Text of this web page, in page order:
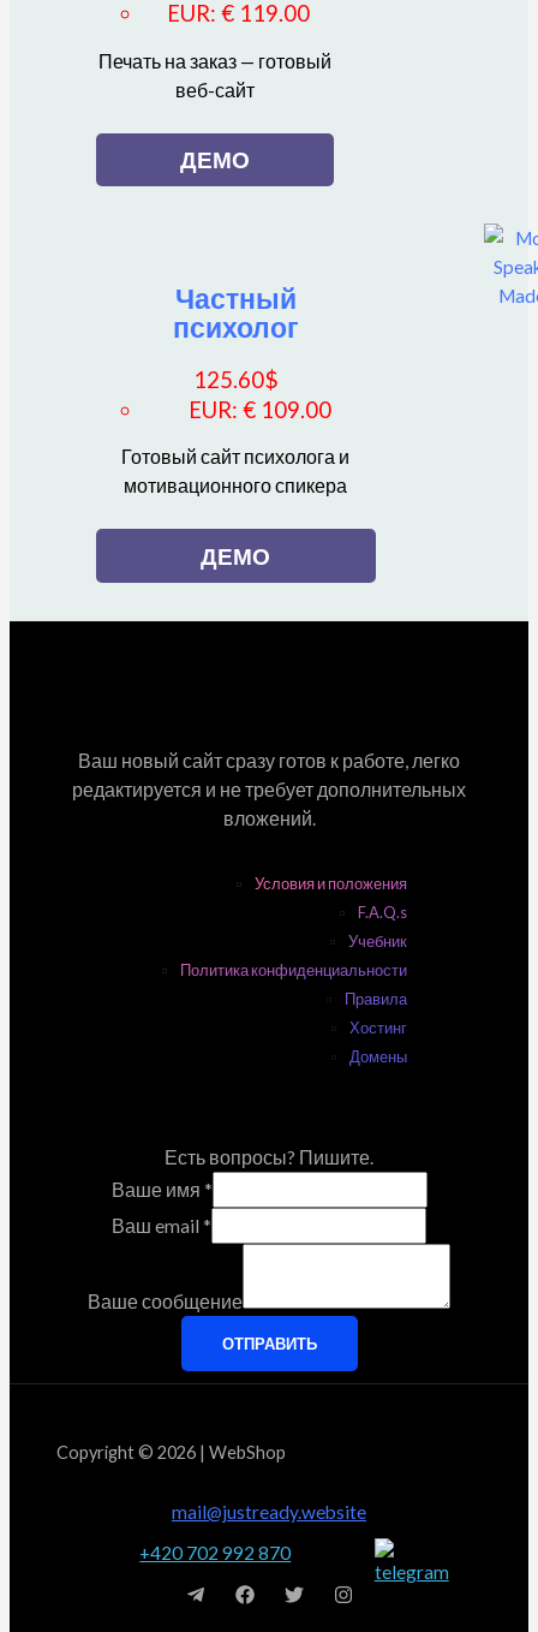
EUR:€ 119.00
Печать на заказ — готовый
веб-сайт
ДЕМО
Частный
психолог
125.60$
EUR: € 109.00
Готовый сайт психолога и
мотивационного спикера
ДЕМО
Ваш новый сайт сразу готов к работе, легко
редактируется и не требует дополнительных
вложений.
Условия и положения
F.A.Q.s
Учебник
Политика конфиденциальности
Правила
Хостинг
Домены
Есть вопросы? Пишите.
Ваше имя *
Ваш email *
Ваше сообщение
ОТПРАВИТЬ
Copyright © 2026 | WebShop
mail@justready.website
+420 702 992 870